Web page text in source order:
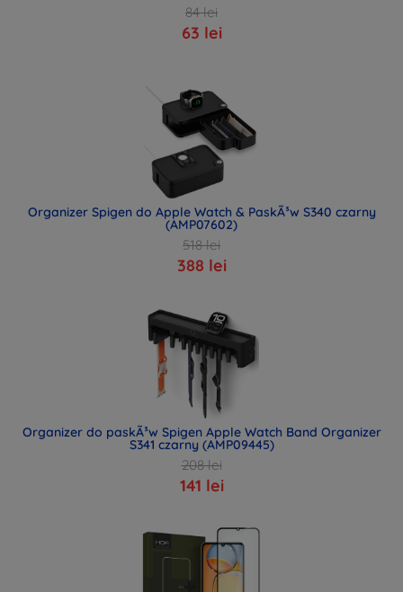
84 lei
63 lei
Organizer Spigen do Apple Watch & PaskÃ³w S340 czarny
(AMP07602)
518 lei
388 lei
Organizer do paskÃ³w Spigen Apple Watch Band Organizer
S341 czarny (AMP09445)
208 lei
141 lei